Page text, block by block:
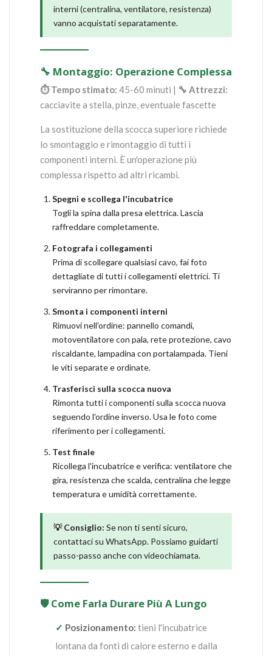
interni (centralina, ventilatore, resistenza)
vanno acquistati separatamente.
🔧 Montaggio: Operazione Complessa
⏱ Tempo stimato: 45-60 minuti | 🔧 Attrezzi:
cacciavite a stella, pinze, eventuale fascette
La sostituzione della scocca superiore richiede
lo smontaggio e rimontaggio di tutti i
componenti interni. È un'operazione più
complessa rispetto ad altri ricambi.
Spegni e scollega l'incubatrice
Togli la spina dalla presa elettrica. Lascia
raffreddare completamente.
Fotografa i collegamenti
Prima di scollegare qualsiasi cavo, fai foto
dettagliate di tutti i collegamenti elettrici. Ti
serviranno per rimontare.
Smonta i componenti interni
Rimuovi nell'ordine: pannello comandi,
motoventilatore con pala, rete protezione, cavo
riscaldante, lampadina con portalampada. Tieni
le viti separate e ordinate.
Trasferisci sulla scocca nuova
Rimonta tutti i componenti sulla scocca nuova
seguendo l'ordine inverso. Usa le foto come
riferimento per i collegamenti.
Test finale
Ricollega l'incubatrice e verifica: ventilatore che
gira, resistenza che scalda, centralina che legge
temperatura e umidità correttamente.
💡 Consiglio: Se non ti senti sicuro,
contattaci su WhatsApp. Possiamo guidarti
passo-passo anche con videochiamata.
🛡️ Come Farla Durare Più A Lungo
✓ Posizionamento: tieni l'incubatrice
lontana da fonti di calore esterno e dalla